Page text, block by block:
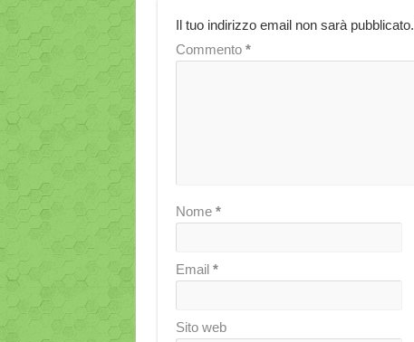
Il tuo indirizzo email non sarà pubblicato.
Commento *
Nome *
Email *
Sito web